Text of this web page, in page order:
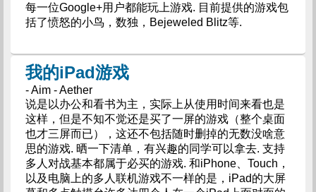
每一位Google+用户都能玩上游戏. 目前提供的游戏包
括了愤怒的小鸟，数独，Bejeweled Blitz等.
我的iPad游戏
- Aim - Aether
说是以办公和看书为主，实际上从使用时间来看也是
这样，但是不知不觉还是买了一屏的游戏（整个桌面
也才三屏而已），这还不包括随时删掉的无数没啥意
思的游戏. 晒一下清单，有兴趣的同学可以拿去. 支持
多人对战基本都属于必买的游戏. 和iPhone、Touch，
以及电脑上的多人联机游戏不一样的是，iPad的大屏